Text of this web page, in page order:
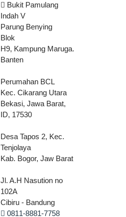
Bukit Pamulang
Indah V
Parung Benying
Blok
H9, Kampung Maruga.
Banten
Perumahan BCL
Kec. Cikarang Utara
Bekasi, Jawa Barat,
ID, 17530
Desa Tapos 2, Kec.
Tenjolaya
Kab. Bogor, Jaw Barat
Jl. A.H Nasution no
102A
Cibiru - Bandung
0811-8881-7758